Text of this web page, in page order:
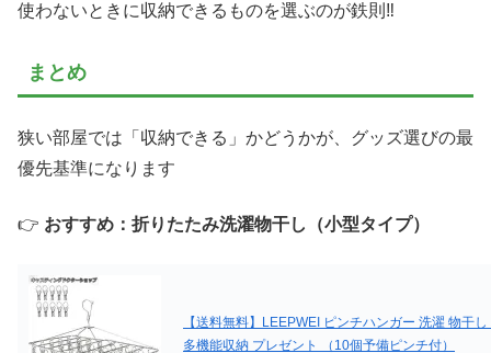
使わないときに収納できるものを選ぶのが鉄則‼
まとめ
狭い部屋では「収納できる」かどうかが、グッズ選びの最
優先基準になります
👉 おすすめ：折りたたみ洗濯物干し（小型タイプ）
【送料無料】LEEPWEI ピンチハンガー 洗濯 物干
多機能収納 プレゼント （10個予備ピンチ付）